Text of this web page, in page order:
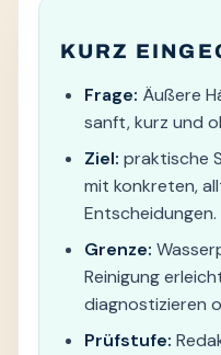
KURZ
Frage: Äußere
sanft, kurz und
Ziel: praktische
mit konkreten,
Entscheidungen.
Grenze:
Reinigung
diagnostizieren
Prüfstufe: